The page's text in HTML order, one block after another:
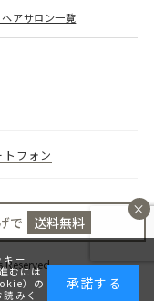
で 送料無料
×
アサロン一覧
Reserved.
トフォン
キー
むには
）の
読みく
承諾する